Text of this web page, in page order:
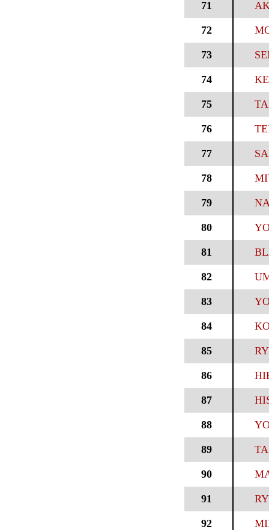
71
72
73
74
75
76
77
78
79
80
81
82
83
84
85
86
87
88
89
90
91
92